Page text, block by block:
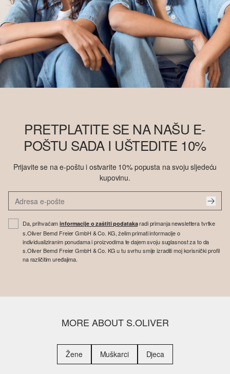
PRETPLATITE SE NA NAŠU E-
POŠTU SADA I UŠTEDITE 10%
Prijavite se na e-poštu i ostvarite 10% popusta na svoju sljedeću
kupovinu.
Da, prihvaćaminformacije o zaštiti podatakaradi primanja newslettera tvrtke
s.Oliver Bernd Freier GmbH & Co. KG, želim primati informacije o
individualiziranim ponudama i proizvodima te dajem svoju suglasnost za to da
s.Oliver Bernd Freier GmbH & Co. KG u tu svrhu smije izraditi moj korisnički profil
na različitim uređajima.
MORE ABOUT S.OLIVER
Žene Muškarci Djeca